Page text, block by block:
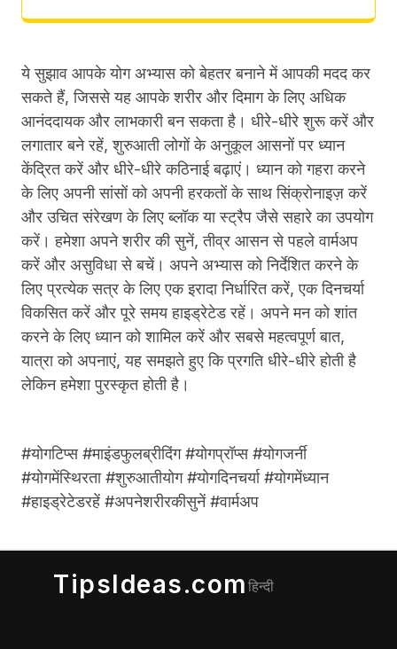
ये सुझाव आपके योग अभ्यास को बेहतर बनाने में आपकी मदद कर
सकते हैं, जिससे यह आपके शरीर और दिमाग के लिए अधिक
आनंददायक और लाभकारी बन सकता है। धीरे-धीरे शुरू करें और
लगातार बने रहें, शुरुआती लोगों के अनुकूल आसनों पर ध्यान
केंद्रित करें और धीरे-धीरे कठिनाई बढ़ाएं। ध्यान को गहरा करने
के लिए अपनी सांसों को अपनी हरकतों के साथ सिंक्रोनाइज़ करें
और उचित संरेखण के लिए ब्लॉक या स्ट्रैप जैसे सहारे का उपयोग
करें। हमेशा अपने शरीर की सुनें, तीव्र आसन से पहले वार्मअप
करें और असुविधा से बचें। अपने अभ्यास को निर्देशित करने के
लिए प्रत्येक सत्र के लिए एक इरादा निर्धारित करें, एक दिनचर्या
विकसित करें और पूरे समय हाइड्रेटेड रहें। अपने मन को शांत
करने के लिए ध्यान को शामिल करें और सबसे महत्वपूर्ण बात,
यात्रा को अपनाएं, यह समझते हुए कि प्रगति धीरे-धीरे होती है
लेकिन हमेशा पुरस्कृत होती है।
#योगटिप्स #माइंडफुलब्रीदिंग #योगप्रॉप्स #योगजर्नी
#योगमेंस्थिरता #शुरुआतीयोग #योगदिनचर्या #योगमेंध्यान
#हाइड्रेटेडरहें #अपनेशरीरकीसुनें #वार्मअप
TipsIdeas.com हिन्दी